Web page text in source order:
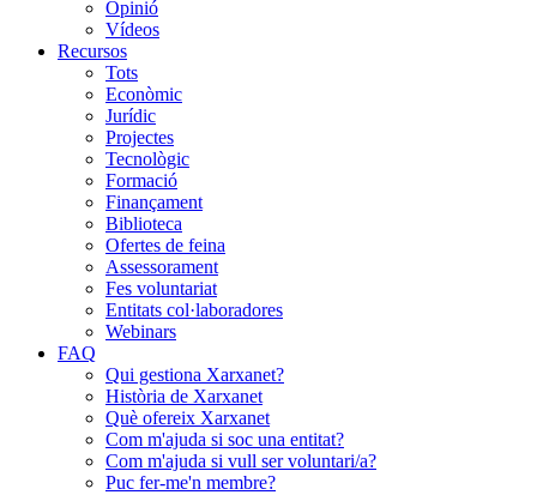
Opinió
Vídeos
Recursos
Tots
Econòmic
Jurídic
Projectes
Tecnològic
Formació
Finançament
Biblioteca
Ofertes de feina
Assessorament
Fes voluntariat
Entitats col·laboradores
Webinars
FAQ
Qui gestiona Xarxanet?
Història de Xarxanet
Què ofereix Xarxanet
Com m'ajuda si soc una entitat?
Com m'ajuda si vull ser voluntari/a?
Puc fer-me'n membre?